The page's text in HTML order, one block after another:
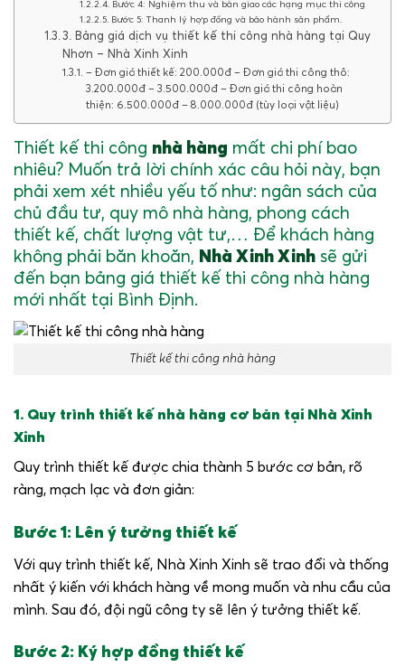
Bước 4: Nghiệm thu và bàn giao các hạng mục thi công
Bước 5: Thanh lý hợp đồng và bảo hành sản phẩm.
3. Bảng giá dịch vụ thiết kế thi công nhà hàng tại Quy
Nhơn – Nhà Xinh Xinh
– Đơn giá thiết kế: 200.000đ – Đơn giá thi công thô:
3.200.000đ – 3.500.000đ – Đơn giá thi công hoàn
thiện: 6.500.000đ – 8.000.000đ (tùy loại vật liệu)
Thiết kế thi công nhà hàng mất chi phí bao
nhiêu? Muốn trả lời chính xác câu hỏi này, bạn
phải xem xét nhiều yếu tố như: ngân sách của
chủ đầu tư, quy mô nhà hàng, phong cách
thiết kế, chất lượng vật tư,… Để khách hàng
không phải băn khoăn, Nhà Xinh Xinh sẽ gửi
đến bạn bảng giá thiết kế thi công nhà hàng
mới nhất tại Bình Định.
Thiết kế thi công nhà hàng
1. Quy trình thiết kế nhà hàng cơ bản tại Nhà Xinh
Xinh
Quy trình thiết kế được chia thành 5 bước cơ bản, rõ
ràng, mạch lạc và đơn giản:
Bước 1: Lên ý tưởng thiết kế
Với quy trình thiết kế, Nhà Xinh Xinh sẽ trao đổi và thống
nhất ý kiến với khách hàng về mong muốn và nhu cầu của
mình. Sau đó, đội ngũ công ty sẽ lên ý tưởng thiết kế.
Bước 2: Ký hợp đồng thiết kế